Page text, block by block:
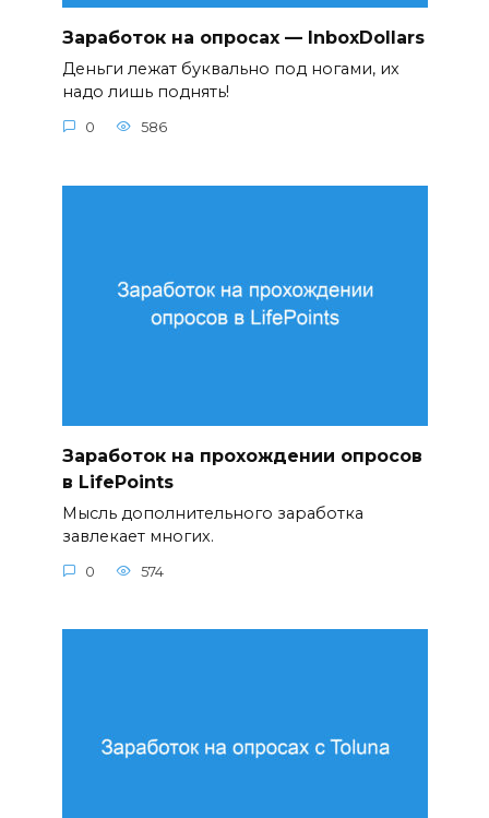
Заработок на опросах — InboxDollars
Деньги лежат буквально под ногами, их
надо лишь поднять!
0 586
Заработок на прохождении опросов
в LifePoints
Мысль дополнительного заработка
завлекает многих.
0 574